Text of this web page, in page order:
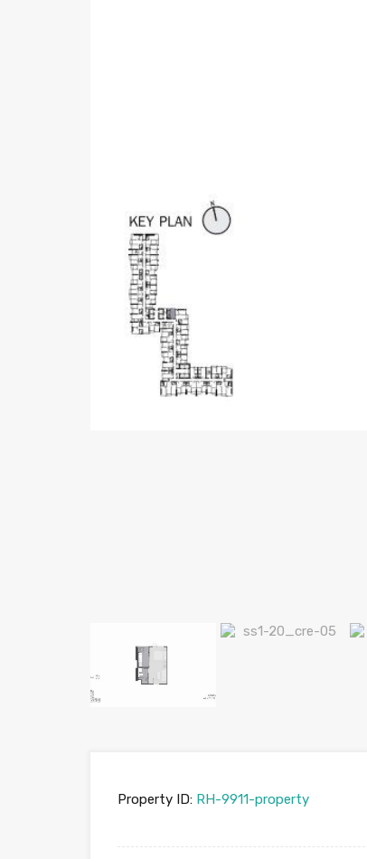
Property ID: RH-9911-property